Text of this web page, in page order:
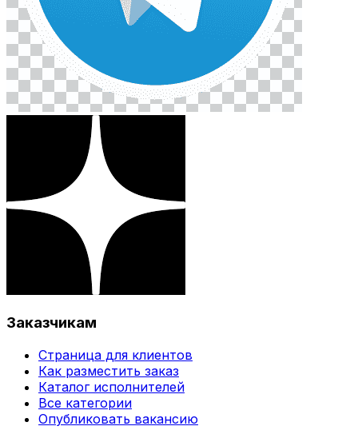
Заказчикам
Страница для клиентов
Как разместить заказ
Каталог исполнителей
Все категории
Опубликовать вакансию